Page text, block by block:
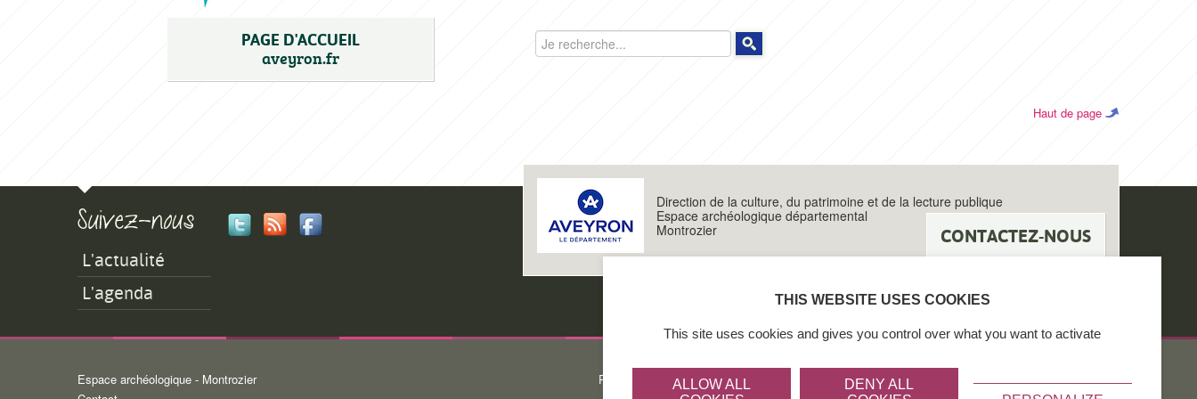
PAGE D'ACCUEIL
aveyron.fr
Rechercher
Haut de page
L'actualité
L'agenda
Direction de la culture, du patrimoine et de la lecture publique
Espace archéologique départemental
Montrozier
CONTACTEZ-NOUS
Espace archéologique - Montrozier
Protection des données personnelles
THIS WEBSITE USES COOKIES
This site uses cookies and gives you control over what you want to activate
ALLOW ALL
DENY ALL